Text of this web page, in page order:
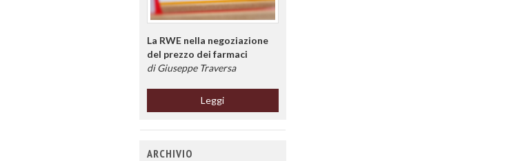
La RWE nella negoziazione
del prezzo dei farmaci
di Giuseppe Traversa
Leggi
ARCHIVIO